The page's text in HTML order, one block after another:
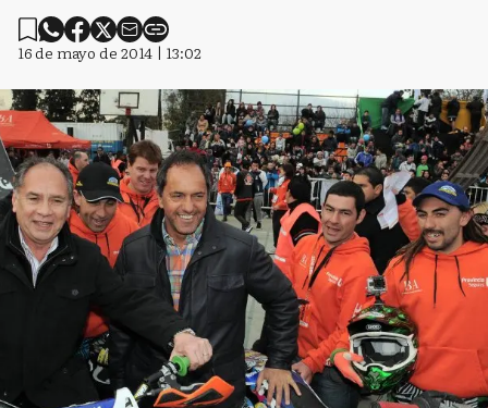
16 de mayo de 2014 | 13:02